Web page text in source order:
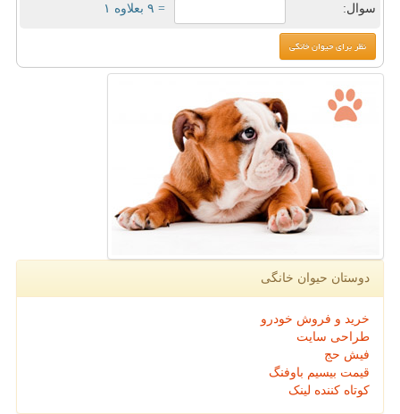
سوال: = ۹ بعلاوه ۱
دوستان حیوان خانگی
خرید و فروش خودرو
طراحی سایت
فیش حج
قیمت بیسیم باوفنگ
کوتاه کننده لینک